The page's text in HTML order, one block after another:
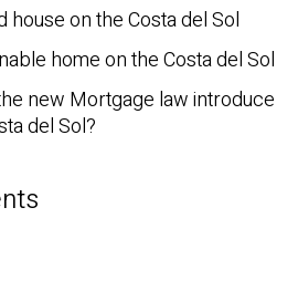
house on the Costa del Sol
home on the Costa del Sol
new Mortgage law introduce
del Sol?